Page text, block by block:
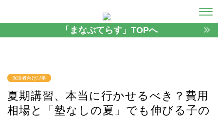
「まなぶてらす」TOPへ
保護者向け記事
夏期講習、本当に行かせるべき？費用
相場と「塾なしの夏」でも伸びる子の